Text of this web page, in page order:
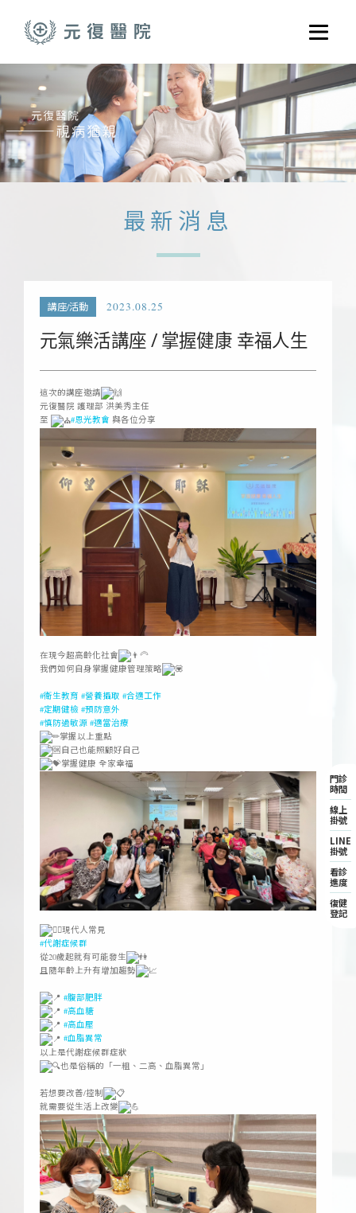
選單
關於元復
就醫指南
醫學門診
醫療養護服務
最新消息
講座/活動 2023.08.25
元氣樂活講座 / 掌握健康 幸福人生
這次的講座邀請
元復醫院 護理部 洪美秀主任
至
#恩光教會 與各位分享
在現今超高齡化社會
我們如何自身掌握健康管理策略
#衛生教育 #營養攝取 #合適工作
#定期健檢#預防意外
#慎防過敏源#適當治療
掌握以上重點
自己也能照顧好自己
掌握健康 全家幸福
現代人常見
#代謝症候群
從20歲起就有可能發生
且隨年齡上升有增加趨勢
#腹部肥胖
#高血糖
#高血壓
#血脂異常
以上是代謝症候群症狀
也是俗稱的「一粗、二高、血脂異常」
若想要改善/控制
就需要從生活上改變
門診
時間
線上
掛號
LINE
掛號
看診
進度
復健
登記